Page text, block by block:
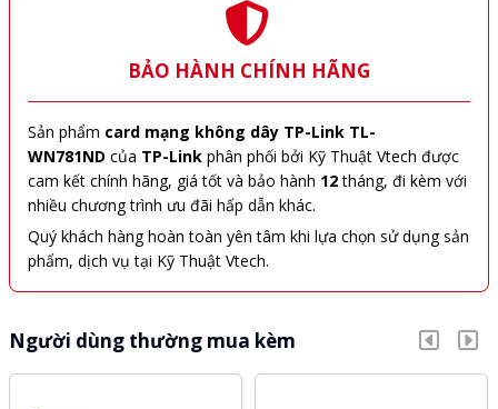
BẢO HÀNH CHÍNH HÃNG
Sản phẩm card mạng không dây TP-Link TL-
WN781ND của TP-Link phân phối bởi Kỹ Thuật Vtech được
cam kết chính hãng, giá tốt và bảo hành 12tháng, đi kèm với
nhiều chương trình ưu đãi hấp dẫn khác.
Quý khách hàng hoàn toàn yên tâm khi lựa chọn sử dụng sản
phẩm, dịch vụ tại Kỹ Thuật Vtech.
Người dùng thường mua kèm